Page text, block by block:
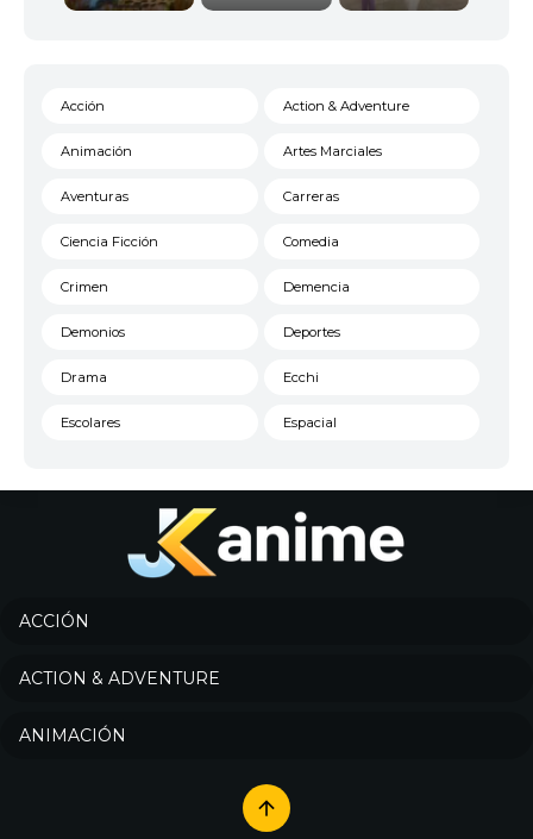
Acción Action & Adventure
Animación Artes Marciales
Aventuras Carreras
Ciencia Ficción Comedia
Crimen Demencia
Demonios Deportes
Drama Ecchi
Escolares Espacial
Historico
Josei
Música
Romance
ACCIÓN
ACTION & ADVENTURE
ANIMACIÓN